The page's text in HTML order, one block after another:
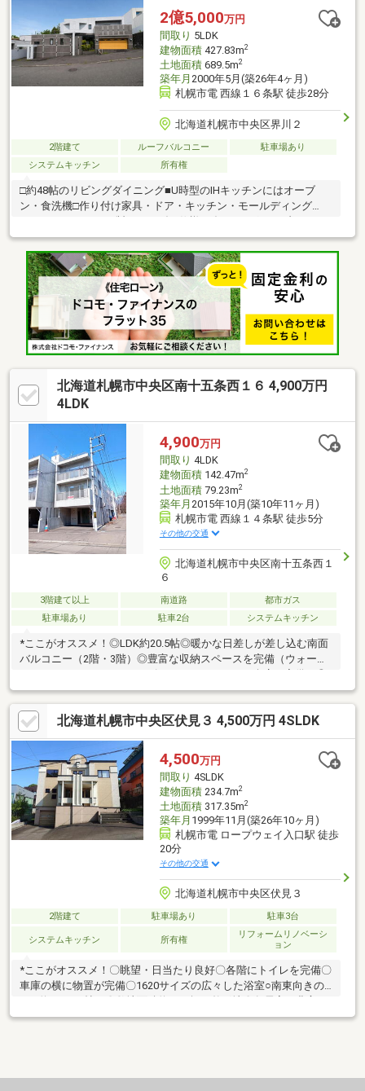
2億5,000万円
間取り 5LDK
建物面積427.83m2
土地面積689.5m2
築年月 2000年5月(築26年4ヶ月)
札幌市電 西線１６条駅 徒歩28分
北海道札幌市中央区界川２
2階建て ルーフバルコニー
駐車場あり
システムキッチン
所有権
□約48帖のリビングダイニング■U時型のIHキッチンにはオーブ
ン・食洗機□作り付け家具・ドア・キッチン・モールディング
ファセットなどの家具・家電もそのままお引渡し□4ベッドルー
ム、3バスルーム、1シャワールーム■一階の主寝室と客室には専
用バスルーム付きのスイートルーム仕様□地下フロアには約19帖
のプライベートルーム■中庭や屋上テラスでは、ご家族やご友人
とBBQを楽しめる□地下の食品庫にはワインセラー■車庫2台・青
空3台の計5台駐車可能※家具・家電付き（現状渡し）※契約不適合
責任免責※境界非明示
北海道札幌市中央区南十五条西１６ 4,900万円
4LDK
4,900万円
間取り 4LDK
建物面積142.47m2
土地面積79.23m2
築年月 2015年10月(築10年11ヶ月)
札幌市電 西線１４条駅 徒歩5分
その他の交通
北海道札幌市中央区南十五条西１
６
3階建て以上 南道路
都市ガス
駐車場あり
駐車2台 システムキッチン
*ここがオススメ！◎LDK約20.5帖◎暖かな日差しが差し込む南面
バルコニー（2階・3階）◎豊富な収納スペースを完備（ウォーク
窓が多く㎡数以上の広さを感じます（トイレや浴室にも完備）◎
屋上からは、藻岩山が望めます。※天気による◎前面道路が約11
ｍのため、駐車が苦手な方でも安心です◎お子様が遊べる公園が
複数有 ・伏見みすみ公園約220ｍ ・幌西キッズ公園 約220
ｍ ・幌西自転車公園 約300ｍ ・伏見もいわ山公園 約400ｍ◎
周辺の買い物施設 ・マックスバリュ南15条店 約270ｍ ・フー
ドセンターやまもと 約450ｍ
北海道札幌市中央区伏見３ 4,500万円 4SLDK
4,500万円
間取り 4SLDK
建物面積234.7m2
土地面積317.35m2
築年月 1999年11月(築26年10ヶ月)
札幌市電 ロープウェイ入口駅 徒歩
20分
その他の交通
北海道札幌市中央区伏見３
2階建て 駐車場あり 駐車3台
システムキッチン 所有権
リフォームリノベーシ
ョン
*ここがオススメ！〇眺望・日当たり良好〇各階にトイレを完備〇
車庫の横に物置が完備〇1620サイズの広々した浴室○南東向きの
収納を完備〇ダブルボウルの洗面台を完備〇屋根の一部が半円形
い日差しが2階から差し込みます〇南東側にバルコニーを完備 陽